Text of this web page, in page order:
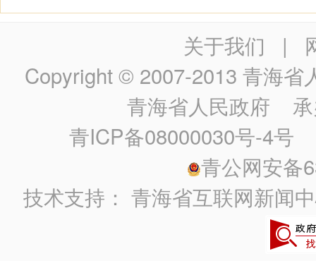
关于我们 |
Copyright © 2007-2013 青海省
青海省人民政府 承
青ICP备08000030号-4号
青公网安备
技术支持：青海省互联网新闻